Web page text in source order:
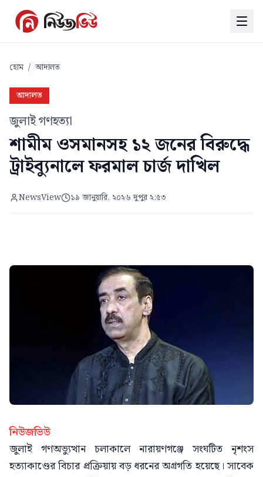
হোম / আদালত
আদালত
জুলাই গণহত্যা
শামীম ওসমানসহ ১২ জনের বিরুদ্ধে
ট্রাইব্যুনালে ফরমাল চার্জ দাখিল
NewsView ১৯ জানুয়ারি, ২০২৬ দুপুর ২:৫৩
নিউজভিউ
জুলাই গণঅভ্যুত্থান চলাকালে নারায়ণগঞ্জে সংঘটিত নৃশংস
হত্যাকাণ্ডের বিচার প্রক্রিয়ায় বড় ধরনের অগ্রগতি হয়েছে। সাবেক